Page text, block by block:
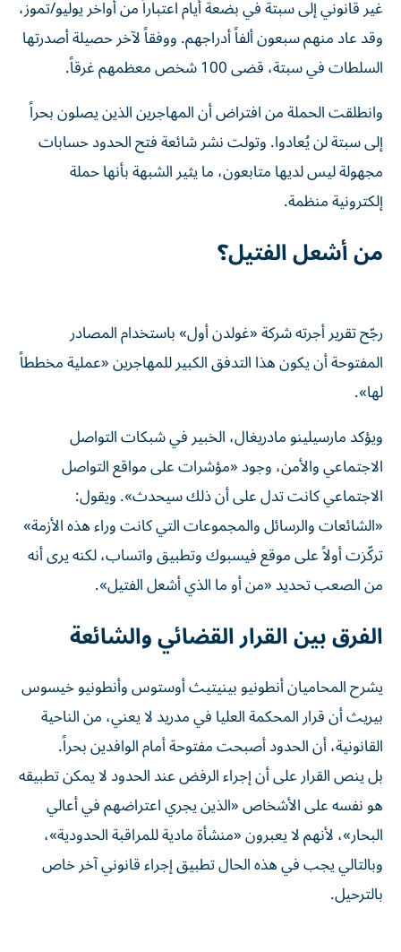
غير قانوني إلى سبتة في بضعة أيام اعتباراً من أواخر يوليو/تموز،
وقد عاد منهم سبعون ألفاً أدراجهم. ووفقاً لآخر حصيلة أصدرتها
السلطات في سبتة، قضى 100 شخص معظمهم غرقاً.
وانطلقت الحملة من افتراض أن المهاجرين الذين يصلون بحراً
إلى سبتة لن يُعادوا. وتولت نشر شائعة فتح الحدود حسابات
مجهولة ليس لديها متابعون، ما يثير الشبهة بأنها حملة
إلكترونية منظمة.
من أشعل الفتيل؟
رجّح تقرير أجرته شركة «غولدن أول» باستخدام المصادر
المفتوحة أن يكون هذا التدفق الكبير للمهاجرين «عملية مخططاً
لها».
ويؤكد مارسيلينو مادريغال، الخبير في شبكات التواصل
الاجتماعي والأمن، وجود «مؤشرات على مواقع التواصل
الاجتماعي كانت تدل على أن ذلك سيحدث». ويقول:
«الشائعات والرسائل والمجموعات التي كانت وراء هذه الأزمة»
تركّزت أولاً على موقع فيسبوك وتطبيق واتساب، لكنه يرى أنه
من الصعب تحديد «من أو ما الذي أشعل الفتيل».
الفرق بين القرار القضائي والشائعة
يشرح المحاميان أنطونيو بينيتيث أوستوس وأنطونيو خيسوس
بيريث أن قرار المحكمة العليا في مدريد لا يعني، من الناحية
القانونية، أن الحدود أصبحت مفتوحة أمام الوافدين بحراً.
بل ينص القرار على أن إجراء الرفض عند الحدود لا يمكن تطبيقه
هو نفسه على الأشخاص «الذين يجري اعتراضهم في أعالي
البحار»، لأنهم لا يعبرون «منشأة مادية للمراقبة الحدودية»،
وبالتالي يجب في هذه الحال تطبيق إجراء قانوني آخر خاص
بالترحيل.